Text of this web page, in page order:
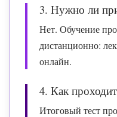
3. Нужно ли
Нет. Обучение
дистанционно:
онлайн.
4. Как проходит
Итоговый тест